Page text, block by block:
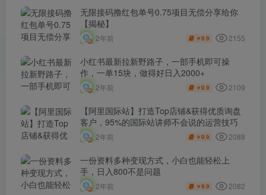
无限接码撸红包单号0.75项目无偿分享给你
【揭秘】
2年前 ￥9.9 2155
小红书最新拉新野路子，一部手机即可操
作，一单15块，做得好日入2000+
2年前 ￥9.9 2109
【阿里国际站】打造Top店铺&获得优质询盘
客户，​95%的国际站讲师不会说的运营技巧
2年前 ￥9.9 2088
一份资料多种变现方式，小白也能轻松上
手，日入800不是问题
2年前 ￥9.9 2082